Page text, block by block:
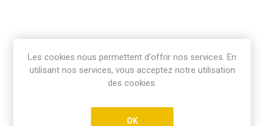
Les cookies nous permettent d'offrir nos services. En
utilisant nos services, vous acceptez notre utilisation
des cookies.
OK